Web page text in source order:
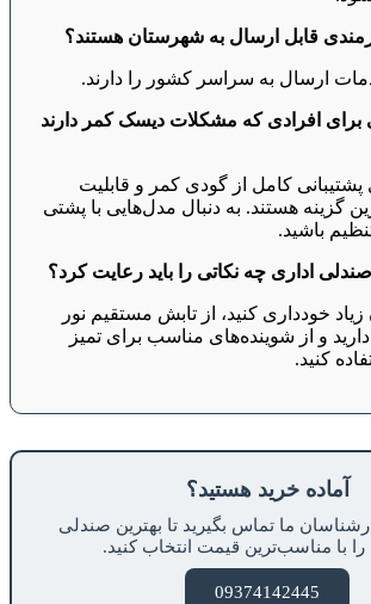
قابل ارسال به شهرستان هستند؟
ارسال به سراسر کشور را دارند.
افرادی که مشکلات دیسک کمر دارند
کامل از گودی کمر و قابلیت
گزینه هستند. به دنبال مدل‌هایی با پشتی
باشید.
اداری چه نکاتی را باید رعایت کرد؟
خودداری کنید، از تابش مستقیم نور
و از شوینده‌های مناسب برای تمیز
کنید.
آماده خرید هستید؟
ما تماس بگیرید تا بهترین صندلی
را با مناسب‌ترین قیمت انتخاب کنید.
09374142445